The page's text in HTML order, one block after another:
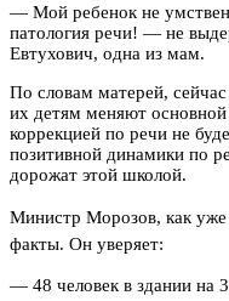
— Мой ребенок не
патология речи! — не
Евтухович, одна из мам.
По словам матерей,
их детям меняют
коррекцией по речи не
позитивной динамики по
дорожат этой школой.
Министр Морозов, как уже
факты. Он уверяет:
— 48 человек в здании на